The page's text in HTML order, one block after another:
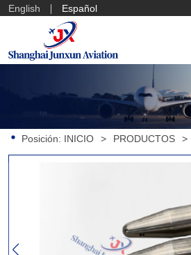
English Español
Posición: INICIO > PRODUCTOS >